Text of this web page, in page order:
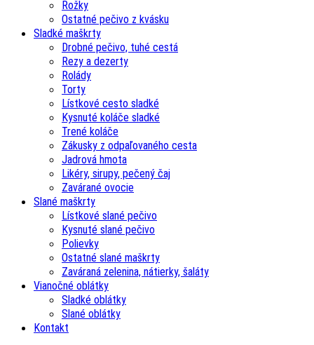
Rožky
Ostatné pečivo z kvásku
Sladké maškrty
Drobné pečivo, tuhé cestá
Rezy a dezerty
Rolády
Torty
Lístkové cesto sladké
Kysnuté koláče sladké
Trené koláče
Zákusky z odpaľovaného cesta
Jadrová hmota
Likéry, sirupy, pečený čaj
Zavárané ovocie
Slané maškrty
Lístkové slané pečivo
Kysnuté slané pečivo
Polievky
Ostatné slané maškrty
Zaváraná zelenina, nátierky, šaláty
Vianočné oblátky
Sladké oblátky
Slané oblátky
Kontakt